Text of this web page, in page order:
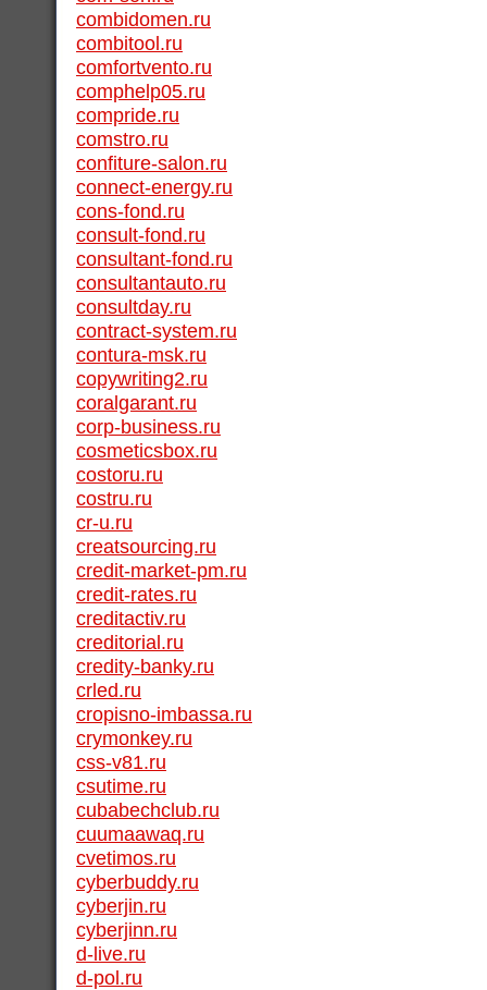
combidomen.ru
combitool.ru
comfortvento.ru
comphelp05.ru
compride.ru
comstro.ru
confiture-salon.ru
connect-energy.ru
cons-fond.ru
consult-fond.ru
consultant-fond.ru
consultantauto.ru
consultday.ru
contract-system.ru
contura-msk.ru
copywriting2.ru
coralgarant.ru
corp-business.ru
cosmeticsbox.ru
costoru.ru
costru.ru
cr-u.ru
creatsourcing.ru
credit-market-pm.ru
credit-rates.ru
creditactiv.ru
creditorial.ru
credity-banky.ru
crled.ru
cropisno-imbassa.ru
crymonkey.ru
css-v81.ru
csutime.ru
cubabechclub.ru
cuumaawaq.ru
cvetimos.ru
cyberbuddy.ru
cyberjin.ru
cyberjinn.ru
d-live.ru
d-pol.ru